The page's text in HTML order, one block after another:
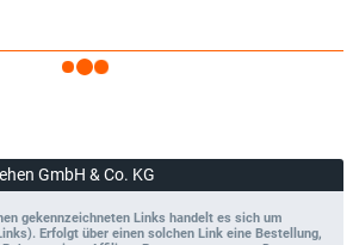
GmbH & Co. KG
gekennzeichneten Links handelt es sich um
Erfolgt über einen solchen Link eine Bestellung,